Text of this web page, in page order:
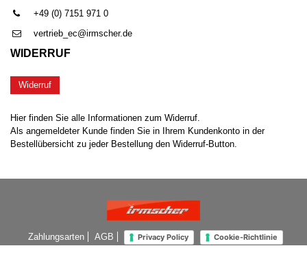
+49 (0) 7151 971 0
vertrieb_ec@irmscher.de
WIDERRUF
Widerruf
Hier finden Sie alle Informationen zum Widerruf.
Als angemeldeter Kunde finden Sie in Ihrem Kundenkonto in der
Bestellübersicht zu jeder Bestellung den Widerruf-Button.
Zahlungsarten AGB Privacy Policy Cookie-Richtlinie